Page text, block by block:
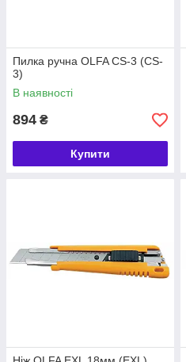
Пилка ручна OLFA CS-3 (CS-
3)
В наявності
894 ₴
Купити